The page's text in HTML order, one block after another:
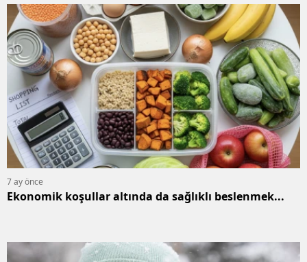
7 ay önce
Ekonomik koşullar altında da sağlıklı beslenmek...